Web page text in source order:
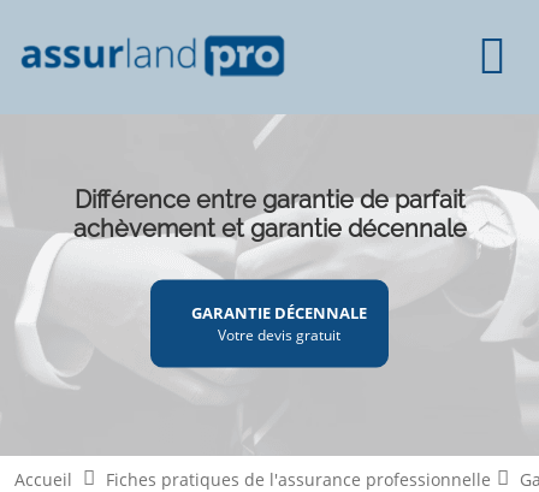
Différence entre garantie de parfait
achèvement et garantie décennale
GARANTIE DÉCENNALE
Votre devis gratuit
Accueil Fiches pratiques de l'assurance professionnelle